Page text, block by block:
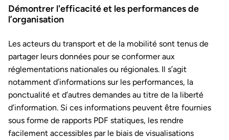
Démontrer l'efficacité et les performances de
l’organisation
Les acteurs du transport et de la mobilité sont tenus de
partager leurs données pour se conformer aux
réglementations nationales ou régionales. Il s’agit
notamment d’informations sur les performances, la
ponctualité et d’autres demandes au titre de la liberté
d’information. Si ces informations peuvent être fournies
sous forme de rapports PDF statiques, les rendre
facilement accessibles par le biais de visualisations